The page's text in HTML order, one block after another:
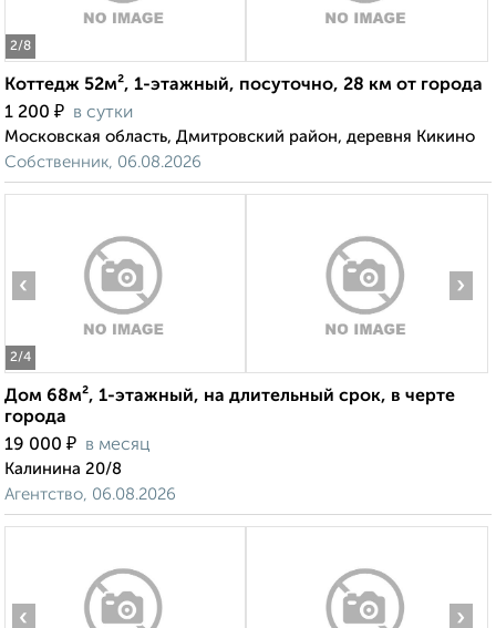
2/8
Коттедж 52м², 1-этажный, посуточно, 28 км от города
1 200 ₽ в сутки
Московская область, Дмитровский район, деревня Кикино
Собственник, 06.08.2026
2/4
‹ ›
Дом 68м², 1-этажный, на длительный срок, в черте
города
19 000 ₽ в месяц
Калинина 20/8
Агентство, 06.08.2026
‹ ›